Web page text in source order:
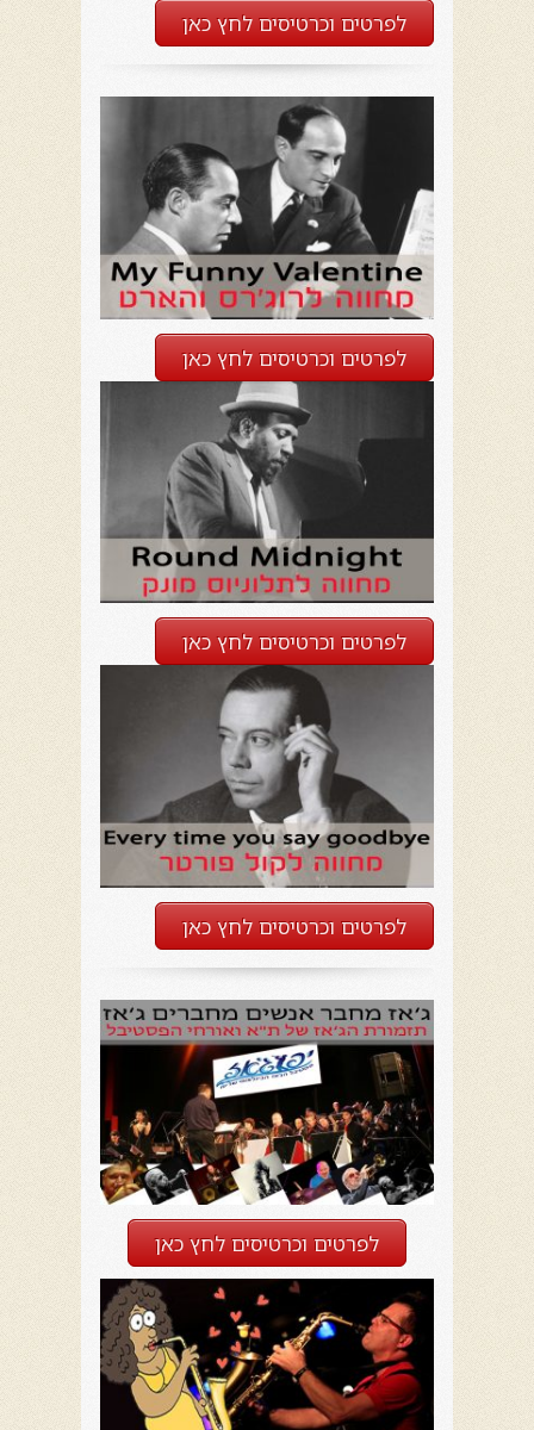
לפרטים וכרטיסים לחץ כאן
לפרטים וכרטיסים לחץ כאן
לפרטים וכרטיסים לחץ כאן
לפרטים וכרטיסים לחץ כאן
לפרטים וכרטיסים לחץ כאן